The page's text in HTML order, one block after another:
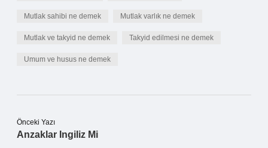
Mutlak sahibi ne demek Mutlak varlık ne demek
Mutlak ve takyid ne demek Takyid edilmesi ne demek
Umum ve husus ne demek
Önceki Yazı
Anzaklar Ingiliz Mi